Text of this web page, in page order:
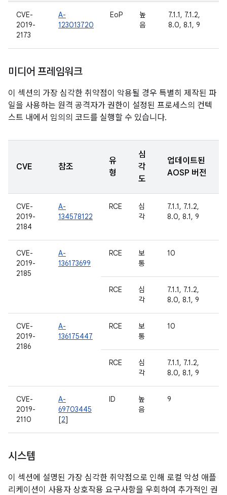
CVE-
2019-
2173
A-
123013720
EoP
높
음
7.1.1, 7.1.2,
8.0, 8.1, 9
미디어 프레임워크
이 섹션의 가장 심각한 취약점이 악용될 경우 특별히 제작된 파
일을 사용하는 원격 공격자가 권한이 설정된 프로세스의 컨텍
스트 내에서 임의의 코드를 실행할 수 있습니다.
CVE 참조
유
형
심
각
도
업데이트된
AOSP 버전
CVE-
2019-
2184
A-
134578122
RCE
심
각
7.1.1, 7.1.2,
8.0, 8.1, 9
CVE-
2019-
2185
A-
136173699
RCE
보
통
10
RCE
심
각
7.1.1, 7.1.2,
8.0, 8.1, 9
CVE-
2019-
2186
A-
136175447
RCE
보
통
10
RCE
심
각
7.1.1, 7.1.2,
8.0, 8.1, 9
CVE-
2019-
2110
A-
69703445
[2]
ID
높
음
9
시스템
이 섹션에 설명된 가장 심각한 취약점으로 인해 로컬 악성 애플
리케이션이 사용자 상호작용 요구사항을 우회하여 추가적인 권